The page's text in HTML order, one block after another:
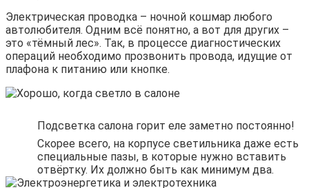
Электрическая проводка – ночной кошмар любого
автолюбителя. Одним всё понятно, а вот для других –
это «тёмный лес». Так, в процессе диагностических
операций необходимо прозвонить провода, идущие от
плафона к питанию или кнопке.
Подсветка салона горит еле заметно постоянно!
Скорее всего, на корпусе светильника даже есть
специальные пазы, в которые нужно вставить
отвёртку. Их должно быть как минимум два.